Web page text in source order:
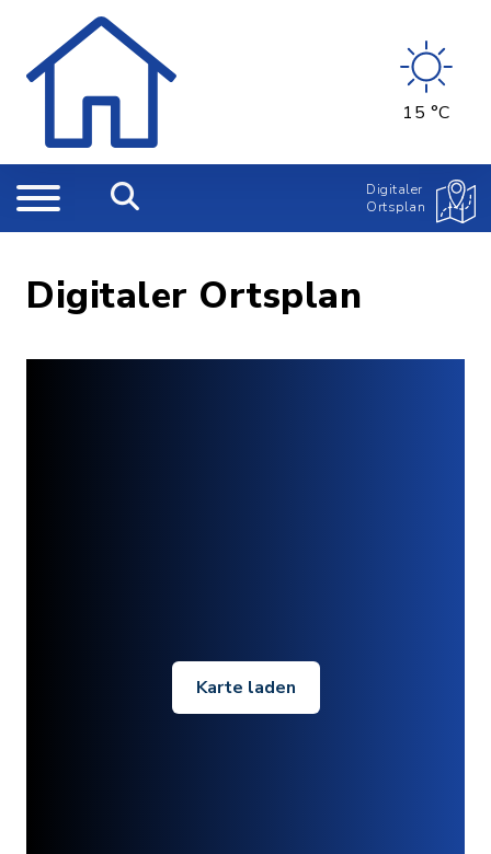
15 °C
Digitaler
Ortsplan
Digitaler Ortsplan
Karte laden